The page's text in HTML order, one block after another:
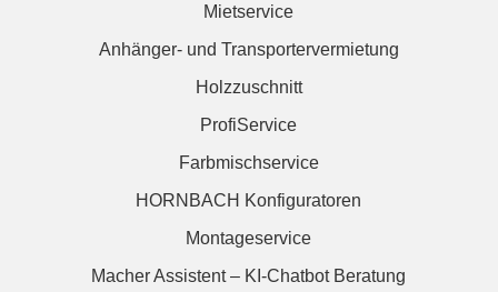
Mietservice
Anhänger- und Transportervermietung
Holzzuschnitt
ProfiService
Farbmischservice
HORNBACH Konfiguratoren
Montageservice
Macher Assistent – KI-Chatbot Beratung